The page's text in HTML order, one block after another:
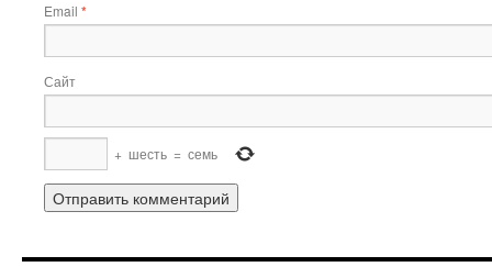
Email *
Сайт
+ шесть = семь